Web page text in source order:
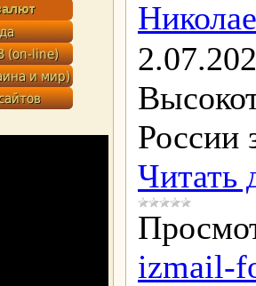
России
Читать
izmail-